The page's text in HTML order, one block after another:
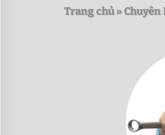
Trang chủ»Chuyên